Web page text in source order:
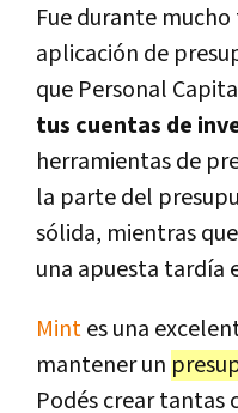
Fue durante
aplicación de
que Personal
tus cuentas de
herramientas de
la parte del
sólida, mientras
una apuesta tardía
Mintes una
mantener un
Podés crear tantas